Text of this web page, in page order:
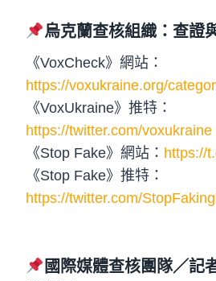
烏克蘭查核組織：查證
《VoxCheck》網站：
https://voxukraine.org/
《VoxUkraine》推特：
https://twitter.com/voxukraine
《Stop Fake》網站： https://
《Stop Fake》推特：
https://twitter.com/
國際媒體查核團隊／記